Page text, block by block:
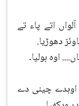
اتے پاء تے
دھوڑیا.
اوہ بولیا۔
اوہدے چینی دے